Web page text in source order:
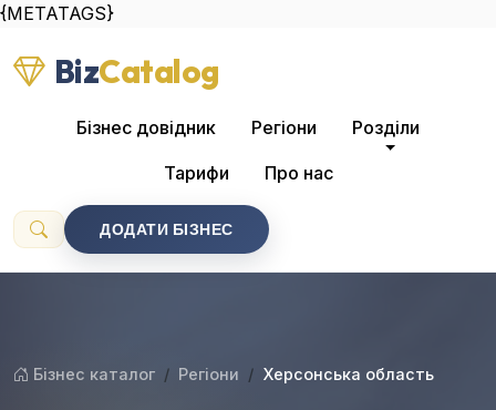
{METATAGS}
BizCatalog
Бізнес довідник Регіони Розділи
Тарифи Про нас
ДОДАТИ БІЗНЕС
Бізнес каталог Регіони Херсонська область